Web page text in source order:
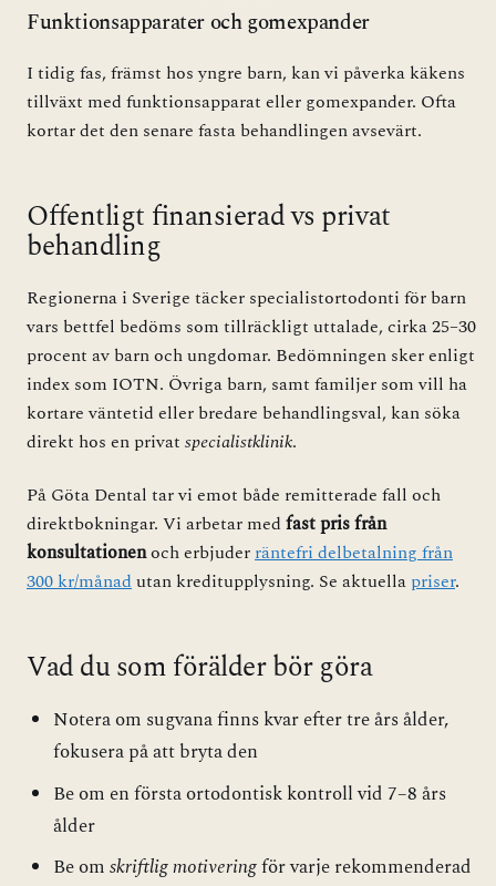
Funktionsapparater och gomexpander
I tidig fas, främst hos yngre barn, kan vi påverka käkens
tillväxt med funktionsapparat eller gomexpander. Ofta
kortar det den senare fasta behandlingen avsevärt.
Offentligt finansierad vs privat
behandling
Regionerna i Sverige täcker specialistortodonti för barn
vars bettfel bedöms som tillräckligt uttalade, cirka 25–30
procent av barn och ungdomar. Bedömningen sker enligt
index som IOTN. Övriga barn, samt familjer som vill ha
kortare väntetid eller bredare behandlingsval, kan söka
direkt hos en privat specialistklinik.
På Göta Dental tar vi emot både remitterade fall och
direktbokningar. Vi arbetar med fast pris från
konsultationenoch erbjuderräntefri delbetalning från
300 kr/månadutan kreditupplysning. Se aktuella priser.
Vad du som förälder bör göra
Notera om sugvana finns kvar efter tre års ålder,
fokusera på att bryta den
Be om en första ortodontisk kontroll vid 7–8 års
ålder
Be omskriftlig motiveringför varje rekommenderad